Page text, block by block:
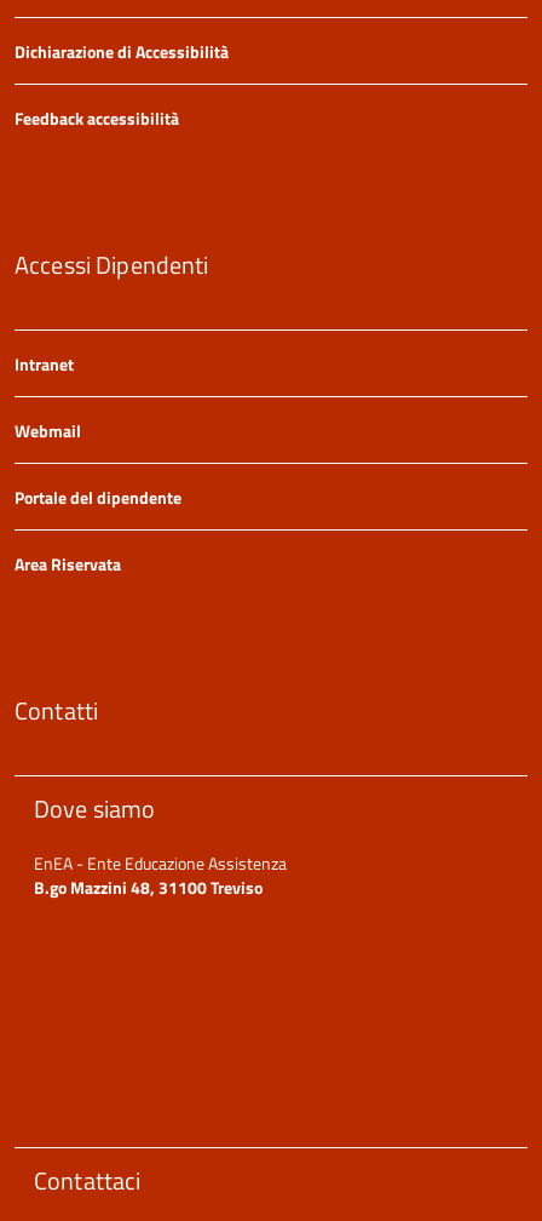
Dichiarazione di Accessibilità
Feedback accessibilità
Accessi Dipendenti
Intranet
Webmail
Portale del dipendente
Area Riservata
Contatti
Dove siamo
EnEA - Ente Educazione Assistenza
B.go Mazzini 48, 31100 Treviso
Contattaci